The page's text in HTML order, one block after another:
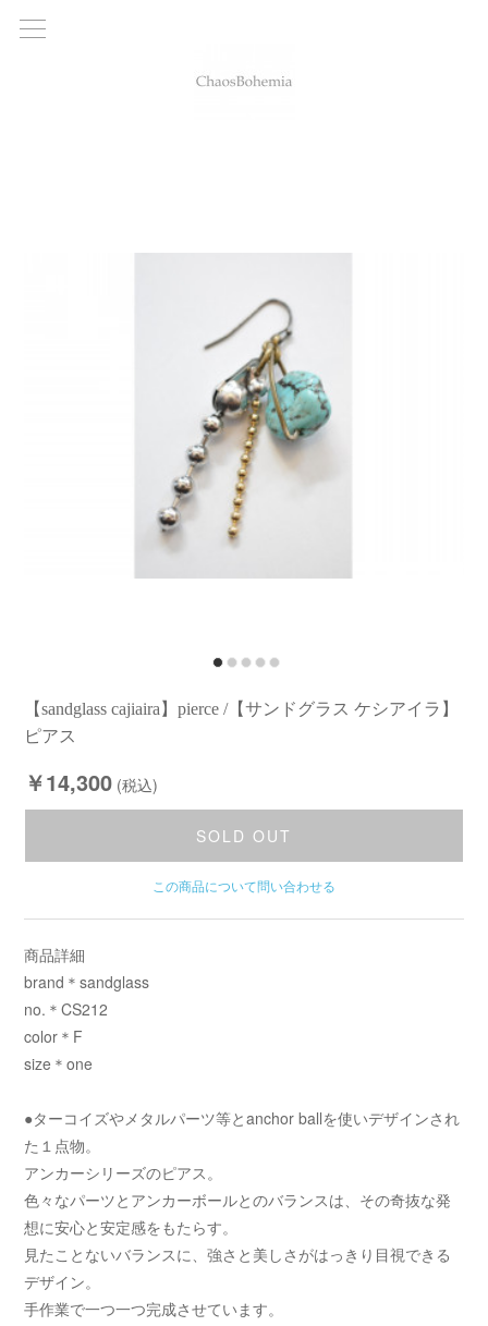
【sandglass cajiaira】pierce /【サンドグラス ケシアイラ】
ピアス
￥14,300 (税込)
SOLD OUT
この商品について問い合わせる
商品詳細
brand＊sandglass
no.＊CS212
color＊F
size＊one
●ターコイズやメタルパーツ等とanchor ballを使いデザインされ
た１点物。
アンカーシリーズのピアス。
色々なパーツとアンカーボールとのバランスは、その奇抜な発
想に安心と安定感をもたらす。
見たことないバランスに、強さと美しさがはっきり目視できる
デザイン。
手作業で一つ一つ完成させています。